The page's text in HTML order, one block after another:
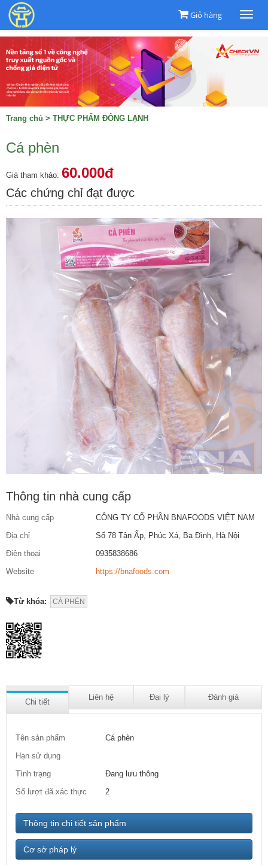
Giỏ hàng
Trang chủ > THỰC PHẨM ĐÔNG LẠNH
Cá phèn
Giá tham khảo: 60.000đ
Các chứng chỉ đạt được
Thông tin nhà cung cấp
Nhà cung cấp
CÔNG TY CỔ PHẦN BNAFOODS VIỆT NAM
Địa chỉ
Số 78 Tân Ấp, Phúc Xá, Ba Đình, Hà Nội
Điện thoại
0935838686
Website
https://bnafoods.com
Từ khóa: CÁ PHÈN
Chi tiết
Liên hệ Đại lý Đánh giá
Tên sản phẩm
Cá phèn
Hạn sử dụng
Tình trạng
Đang lưu thông
Số lượt đã xác thực
2
Thông tin chi tiết sản phẩm
Cơ sở pháp lý